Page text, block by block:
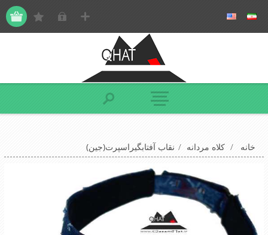
خانه / کلاه مردانه / نقاب آفتابگیراسپرت(جین)